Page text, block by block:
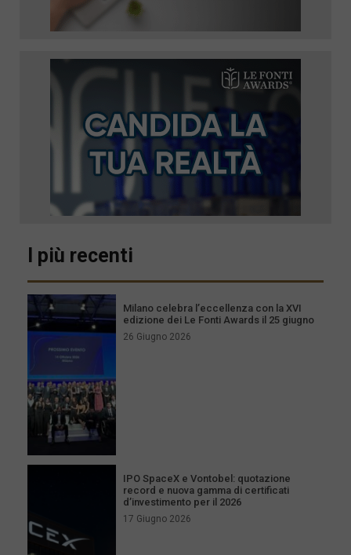
I più recenti
Milano celebra l’eccellenza con la XVI
edizione dei Le Fonti Awards il 25 giugno
26 Giugno 2026
IPO SpaceX e Vontobel: quotazione
record e nuova gamma di certificati
d’investimento per il 2026
17 Giugno 2026